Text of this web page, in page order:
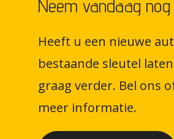
Neem vandaag
Heeft u een nieuwe
bestaande sleutel
graag verder. Bel ons
meer informatie.